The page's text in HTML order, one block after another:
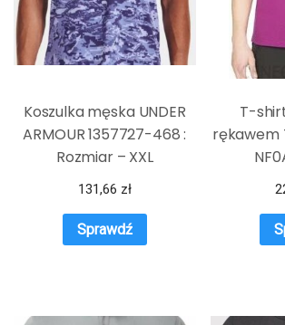
Koszulka męska UNDER
ARMOUR 1357727-468 :
Rozmiar – XXL
131,66 zł
Sprawdź
T-
rękawem